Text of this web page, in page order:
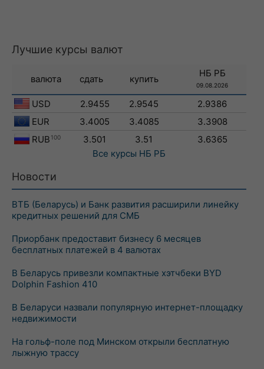
Лучшие курсы валют
валюта сдать купить
НБ РБ
09.08.2026
USD 2.9455 2.9545
2.9386
EUR
3.4005 3.4085
3.3908
RUB 100 3.501 3.51
3.6365
Все курсы НБ РБ
Новости
ВТБ (Беларусь) и Банк развития расширили линейку
кредитных решений для СМБ
Приорбанк предоставит бизнесу 6 месяцев
бесплатных платежей в 4 валютах
В Беларусь привезли компактные хэтчбеки BYD
Dolphin Fashion 410
В Беларуси назвали популярную интернет-площадку
недвижимости
На гольф-поле под Минском открыли бесплатную
лыжную трассу